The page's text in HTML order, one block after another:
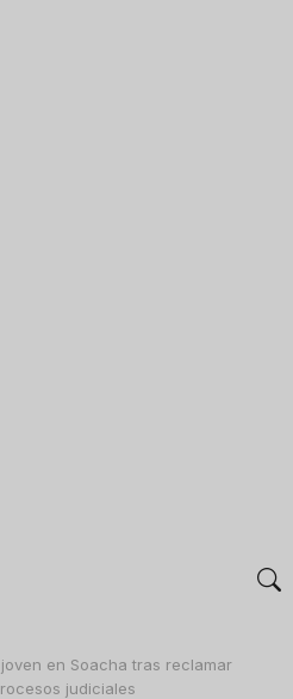
en Soacha tras reclamar
judiciales